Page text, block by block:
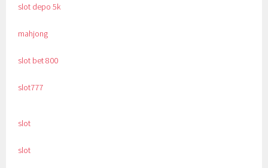
slot depo 5k
mahjong
slot bet 800
slot777
slot
slot